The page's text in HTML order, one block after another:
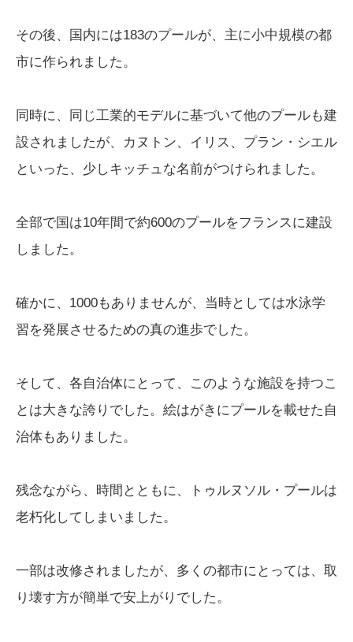
その後、国内には183のプールが、主に小中規模の都
市に作られました。
同時に、同じ工業的モデルに基づいて他のプールも建
設されましたが、カヌトン、イリス、プラン・シエル
といった、少しキッチュな名前がつけられました。
全部で国は10年間で約600のプールをフランスに建設
しました。
確かに、1000もありませんが、当時としては水泳学
習を発展させるための真の進歩でした。
そして、各自治体にとって、このような施設を持つこ
とは大きな誇りでした。絵はがきにプールを載せた自
治体もありました。
残念ながら、時間とともに、トゥルヌソル・プールは
老朽化してしまいました。
一部は改修されましたが、多くの都市にとっては、取
り壊す方が簡単で安上がりでした。